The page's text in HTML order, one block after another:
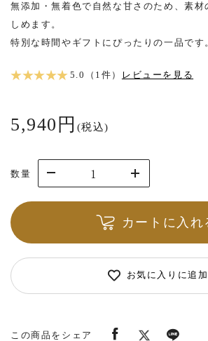
無添加・無着色で自然な甘さのため、素材
しめます。
特別な時間やギフトにぴったりの一品です
★ ★ ★ ★ ★ 5.0（1件） レビューを見る
5,940円 (税込)
数量
カートに入れ
お気に入りに追加
この商品をシェア